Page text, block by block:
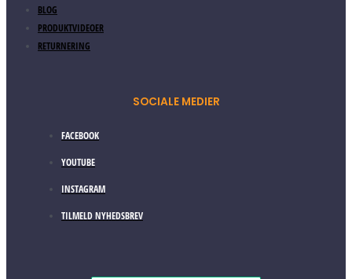
BLOG
PRODUKTVIDEOER
RETURNERING
SOCIALE MEDIER
FACEBOOK
YOUTUBE
INSTAGRAM
TILMELD NYHEDSBREV